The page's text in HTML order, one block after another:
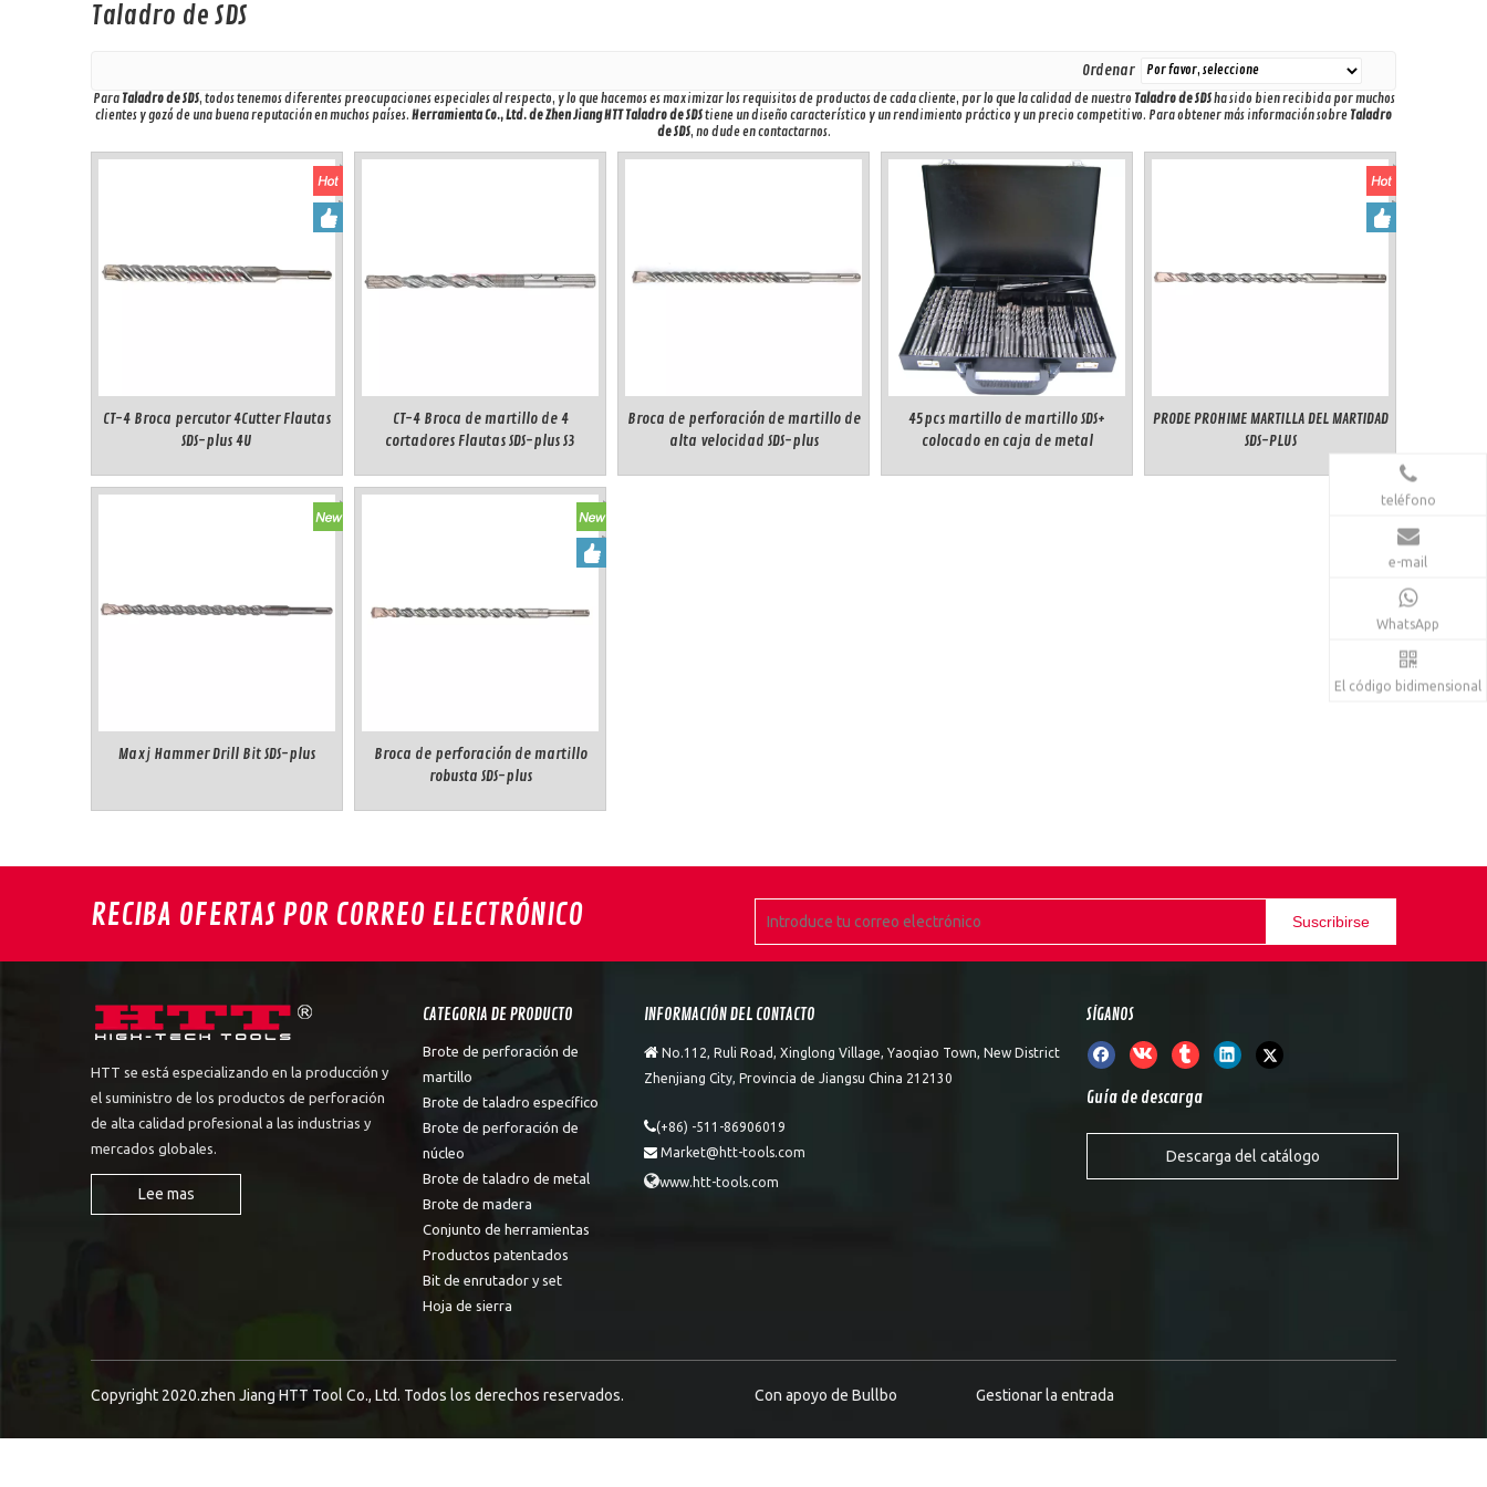
Taladro de SDS
Ordenar
Para Taladro de SDS, todos tenemos diferentes preocupaciones especiales al respecto, y lo que hacemos es maximizar los requisitos de productos de cada cliente, por lo que la calidad de nuestro Taladro de SDSha sido bien recibida por muchos
clientes y gozó de una buena reputación en muchos países. Herramienta Co., Ltd. de Zhen Jiang HTT Taladro de SDStiene un diseño característico y un rendimiento práctico y un precio competitivo. Para obtener más información sobre Taladro
de SDS, no dude en contactarnos.
CT-4 Broca percutor 4Cutter Flautas
SDS-plus 4U
CT-4 Broca de martillo de 4
cortadores Flautas SDS-plus S3
Broca de perforación de martillo de
alta velocidad SDS-plus
45pcs martillo de martillo SDS+
colocado en caja de metal
PRODE PROHIME MARTILLA DEL MARTIDAD
SDS-PLUS
Maxj Hammer Drill Bit SDS-plus
Broca de perforación de martillo
robusta SDS-plus
RECIBA OFERTAS POR CORREO ELECTRÓNICO Suscribirse
HTT se está especializando en la producción y
el suministro de los productos de perforación
de alta calidad profesional a las industrias y
mercados globales.
Lee mas
CATEGORIA DE PRODUCTO
Brote de perforación de
martillo
Brote de taladro específico
Brote de perforación de
núcleo
Brote de taladro de metal
Brote de madera
Conjunto de herramientas
Productos patentados
Bit de enrutador y set
Hoja de sierra
INFORMACIÓN DEL CONTACTO
 No.112, Ruli Road, Xinglong Village, Yaoqiao Town, New District
Zhenjiang City, Provincia de Jiangsu China 212130
(+86) -511-86906019
 Market@htt-tools.com
www.htt-tools.com
SÍGANOS
Guía de descarga
Descarga del catálogo
teléfono
e-mail
WhatsApp
El código bidimensional
Copyright 2020.zhen Jiang HTT Tool Co., Ltd. Todos los derechos reservados. Con apoyo de Bullbo Gestionar la entrada